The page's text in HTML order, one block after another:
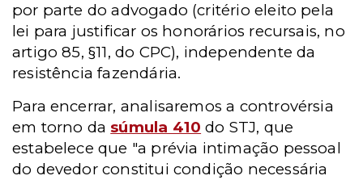
por parte do advogado (critério eleito pela
lei para justificar os honorários recursais, no
artigo 85, §11, do CPC), independente da
resistência fazendária.
Para encerrar, analisaremos a controvérsia
em torno da súmula 410 do STJ, que
estabelece que "a prévia intimação pessoal
do devedor constitui condição necessária